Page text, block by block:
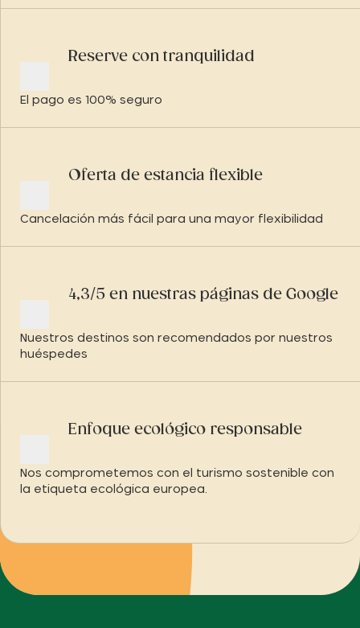
Reserve con tranquilidad
El pago es 100% seguro
Oferta de estancia flexible
Cancelación más fácil para una mayor flexibilidad
4,3/5 en nuestras páginas de Google
Nuestros destinos son recomendados por nuestros
huéspedes
Enfoque ecológico responsable
Nos comprometemos con el turismo sostenible con
la etiqueta ecológica europea.